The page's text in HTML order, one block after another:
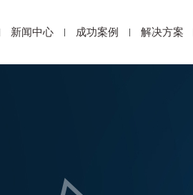
新闻中心 成功案例 解决方案